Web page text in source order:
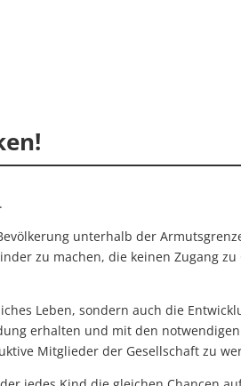
unterhalb der
zu machen, die keinen Zugang
Leben, sondern auch die
erhalten und mit den
Mitglieder der Gesellschaft zu